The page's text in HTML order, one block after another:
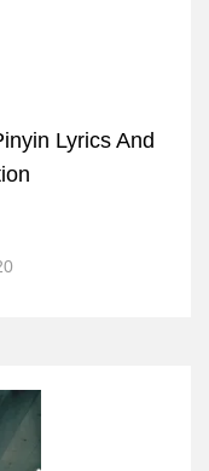
Lyrics And